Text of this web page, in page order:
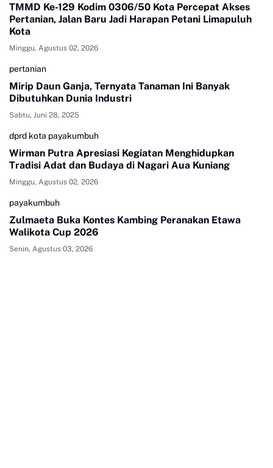
TMMD Ke-129 Kodim 0306/50 Kota Percepat Akses
Pertanian, Jalan Baru Jadi Harapan Petani Limapuluh
Kota
Minggu, Agustus 02, 2026
pertanian
Mirip Daun Ganja, Ternyata Tanaman Ini Banyak
Dibutuhkan Dunia Industri
Sabtu, Juni 28, 2025
dprd kota payakumbuh
Wirman Putra Apresiasi Kegiatan Menghidupkan
Tradisi Adat dan Budaya di Nagari Aua Kuniang
Minggu, Agustus 02, 2026
payakumbuh
Zulmaeta Buka Kontes Kambing Peranakan Etawa
Walikota Cup 2026
Senin, Agustus 03, 2026